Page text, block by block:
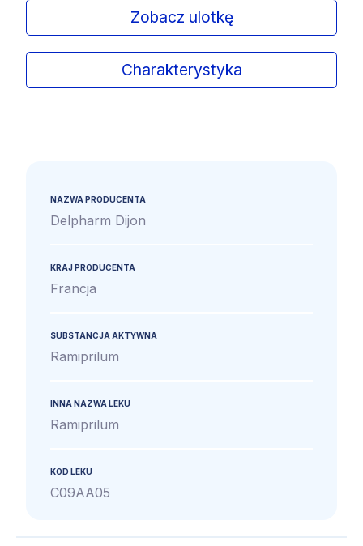
Zobacz ulotkę
Charakterystyka
NAZWA PRODUCENTA
Delpharm Dijon
KRAJ PRODUCENTA
Francja
SUBSTANCJA AKTYWNA
Ramiprilum
INNA NAZWA LEKU
Ramiprilum
KOD LEKU
C09AA05